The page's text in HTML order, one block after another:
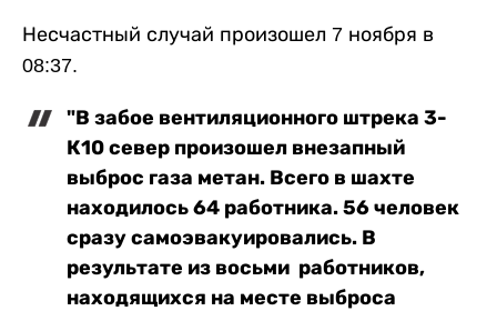
Несчастный случай произошел 7 ноября в
08:37.
"В забое вентиляционного штрека 3-
К10 север произошел внезапный
выброс газа метан. Всего в шахте
находилось 64 работника. 56 человек
сразу самоэвакуировались. В
результате из восьми работников,
находящихся на месте выброса